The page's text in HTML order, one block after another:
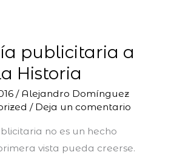
publicitaria a
Historia
/ Alejandro Domínguez
/ Deja un comentario
no es un hecho
vista pueda creerse.